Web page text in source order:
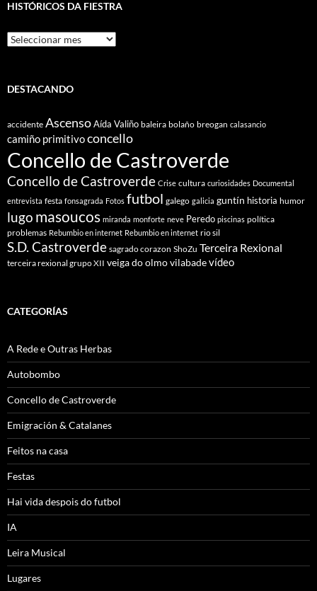
HISTÓRICOS DA FIESTRA
Históricos
Da
DESTACANDO
accidente AscensoAída Valiño baleira bolaño breogan calasancio
camiño primitivoconcello
Concello de Castroverde
Concello de Castroverde Crise cultura curiosidades Documental
entrevista festa fonsagrada Fotos futbol galego galicia guntín historia humor
lugo masoucos miranda monforte neve Peredo piscinas política
problemas Rebumbio en internet Rebumbio en internet rio sil
S.D. Castroverde sagrado corazon ShoZu Terceira Rexional
terceira rexional grupo XII veiga do olmovilabadevídeo
CATEGORÍAS
A Rede e Outras Herbas
Autobombo
Concello de Castroverde
Emigración & Catalanes
Feitos na casa
Festas
Hai vida despois do futbol
IA
Leira Musical
Lugares